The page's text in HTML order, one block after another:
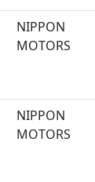
NIPPON
MOTORS
NIPPON
MOTORS